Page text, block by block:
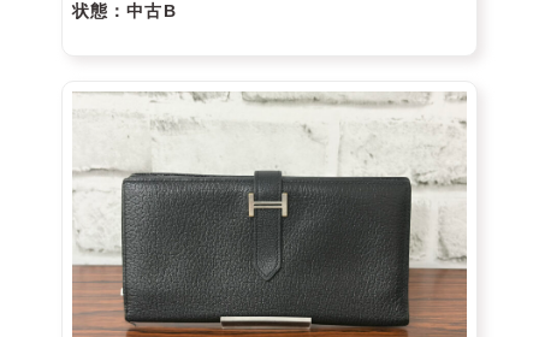
状態 ：中古B